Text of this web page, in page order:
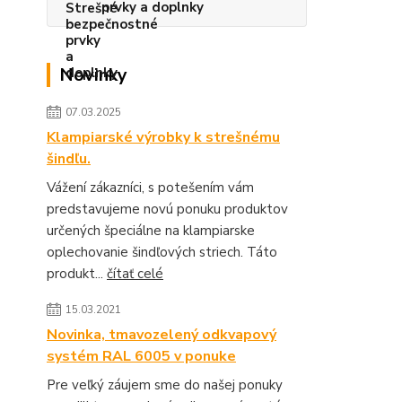
prvky a doplnky
Novinky
07.03.2025
Klampiarské výrobky k strešnému
šindľu.
Vážení zákazníci, s potešením vám
predstavujeme novú ponuku produktov
určených špeciálne na klampiarske
oplechovanie šindľových striech. Táto
produkt... čítať celé
15.03.2021
Novinka, tmavozelený odkvapový
systém RAL 6005 v ponuke
Pre veľký záujem sme do našej ponuky